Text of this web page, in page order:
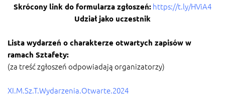
Skrócony link do formularza zgłoszeń: https://t.ly/HViA4
Udział jako uczestnik
Lista wydarzeń o charakterze otwartych zapisów w
ramach Sztafety:
(za treść zgłoszeń odpowiadają organizatorzy)
XI.M.Sz.T.Wydarzenia.Otwarte.2024